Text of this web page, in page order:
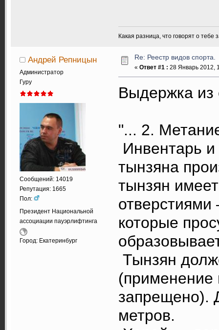
Какая разница, что говорят о
Андрей Репницын
Администратор
Гуру
Сообщений: 14019
Репутация: 1665
Пол:
Президент Национальной
ассоциации пауэрлифтинга
Город: Екатеринбург
Re: Реестр видов спорта.
« Ответ #1 : 28 Январь 2012,
Выдержка из
"... 2.
Инвентарь
тынзяна
тынзян
которые
Тынзян
(применение
запрещено).
метров.